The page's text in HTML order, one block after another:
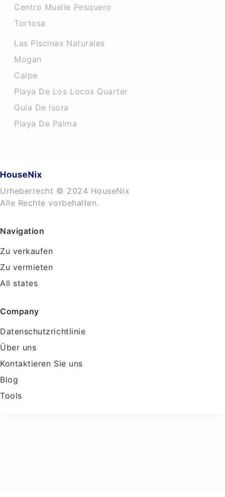
Centro Muelle Pesquero
Tortosa
Las Piscinas Naturales
Mogan
Calpe
Playa De Los Locos Quarter
Guia De Isora
Playa De Palma
Urheberrecht © 2024 HouseNix
Alle Rechte vorbehalten.
Navigation
Zu verkaufen
Zu vermieten
All states
Company
Datenschutzrichtlinie
Über uns
Kontaktieren Sie uns
Blog
Tools